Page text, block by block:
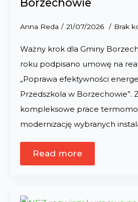
Anna Reda 21/07/2026 Brak
Ważny krok dla Gminy
roku podpisano umowę na
„Poprawa efektywności
Przedszkola w Borzechowie”.
kompleksowe prace
modernizację wybranych
Read more